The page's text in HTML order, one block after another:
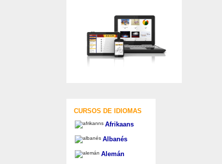
CURSOS DE IDIOMAS
Afrikaans
Albanés
Alemán